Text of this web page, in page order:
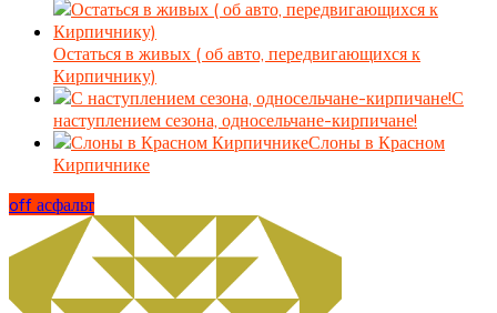
Остаться в живых ( об авто, передвигающихся к
Кирпичнику)
С
наступлением сезона, односельчане-кирпичане!
Слоны в Красном
Кирпичнике
off асфальт